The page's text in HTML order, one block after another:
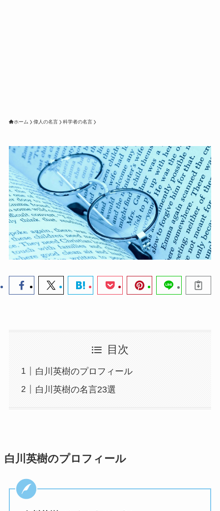
ホーム 偉人の名言 科学者の名言
目次
白川英樹のプロフィール
白川英樹の名言23選
白川英樹のプロフィール